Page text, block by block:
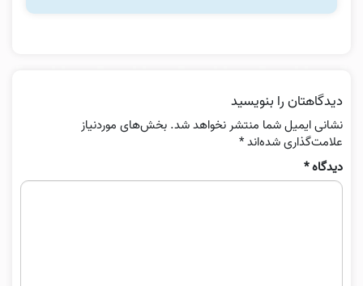
دیدگاهتان را بنویسید
نشانی ایمیل شما منتشر نخواهد شد. بخش‌های موردنیاز
علامت‌گذاری شده‌اند*
دیدگاه*